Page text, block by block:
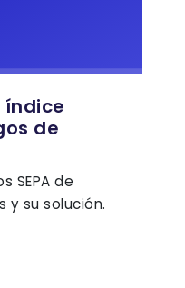
índice
de
SEPA de
y su solución.